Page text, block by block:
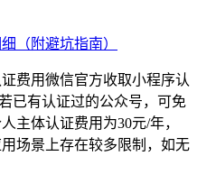
（附避坑指南）
费用微信官方收取小程序认
已有认证过的公众号，可免
主体认证费用为30元/年，
场景上存在较多限制，如无